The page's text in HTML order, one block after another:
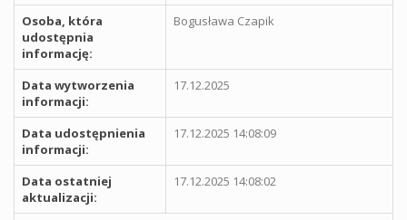
Osoba, która
udostępnia
informację:
Bogusława Czapik
Data wytworzenia
informacji:
17.12.2025
Data udostępnienia
informacji:
17.12.2025 14:08:09
Data ostatniej
aktualizacji:
17.12.2025 14:08:02